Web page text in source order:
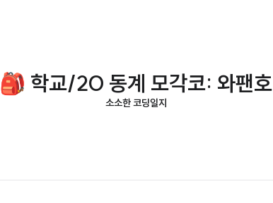
🎒 학교/20 동계 모각코: 와팬호
소소한 코딩일지